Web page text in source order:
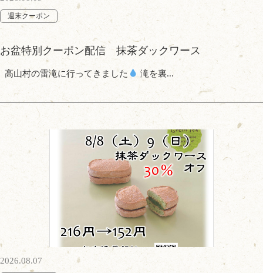
週末クーポン
お盆特別クーポン配信 抹茶ダックワース
高山村の雷滝に行ってきました 滝を裏...
2026.08.07